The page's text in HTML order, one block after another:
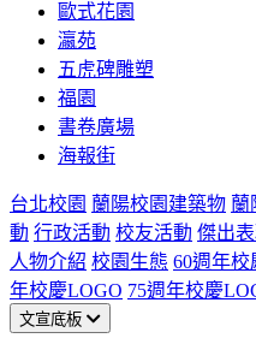
歐式花園
瀛苑
五虎碑雕塑
福園
書卷廣場
海報街
台北校園 蘭陽校園建築物 蘭
動 行政活動 校友活動 傑出
人物介紹 校園生態 60週年校
年校慶LOGO 75週年校慶
文宣底板